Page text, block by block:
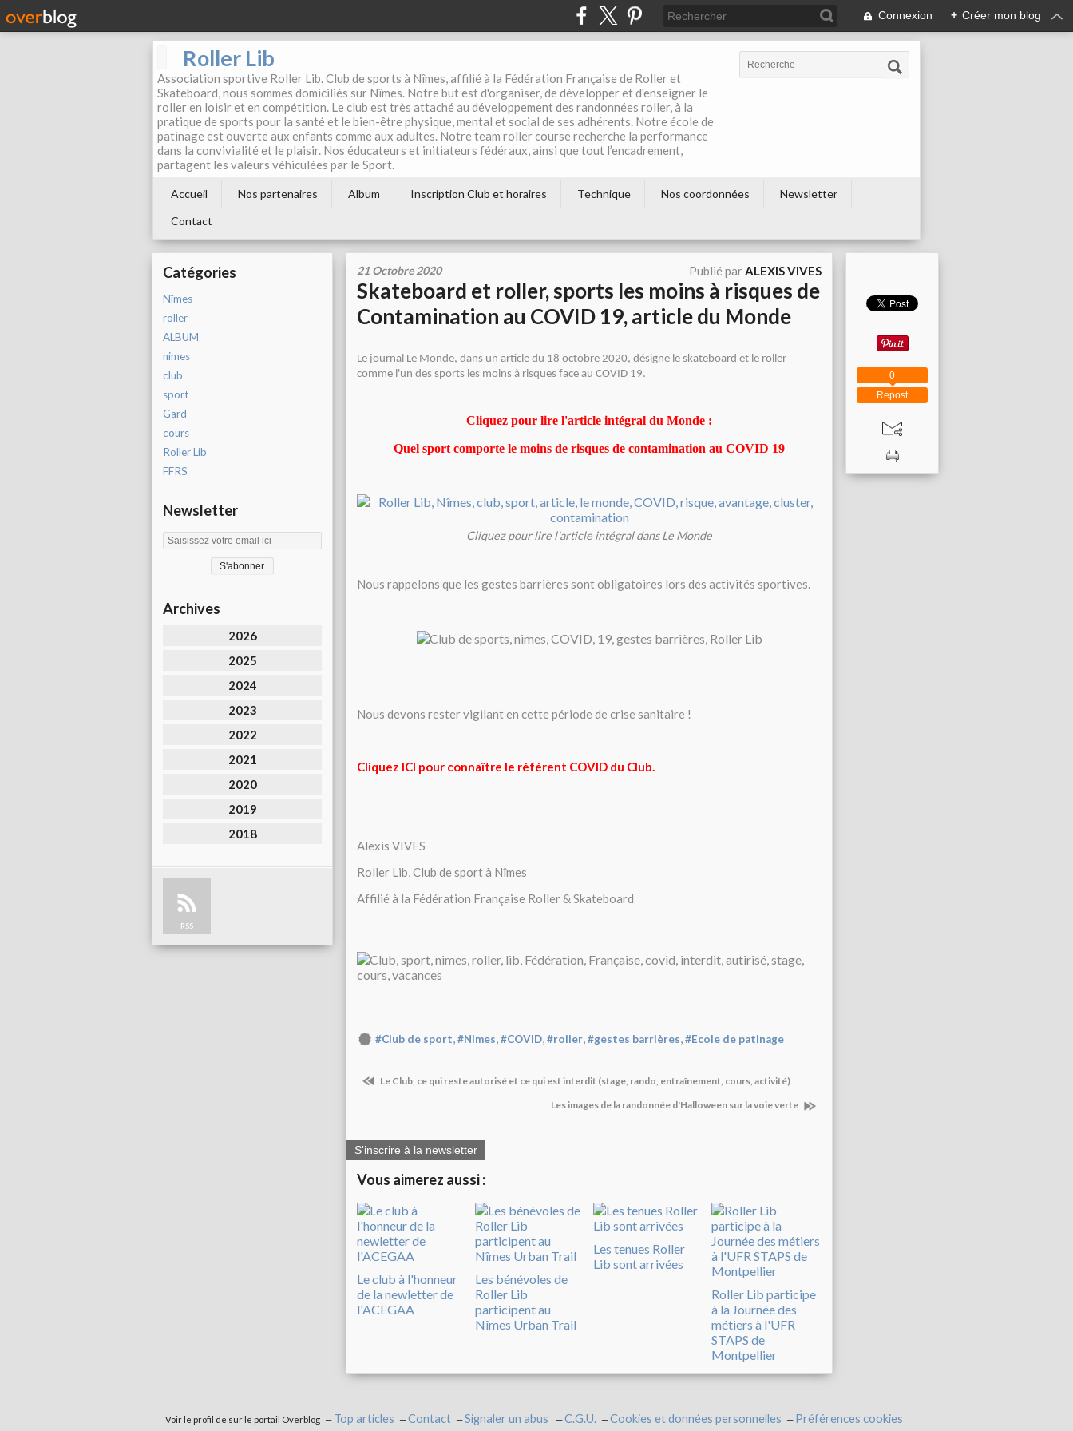
Connexion + Créer mon blog
Roller Lib
Association sportive Roller Lib. Club de sports à Nîmes, affilié à la Fédération Française de Roller et
Skateboard, nous sommes domiciliés sur Nîmes. Notre but est d'organiser, de développer et d'enseigner le
roller en loisir et en compétition. Le club est très attaché au développement des randonnées roller, à la
pratique de sports pour la santé et le bien-être physique, mental et social de ses adhérents. Notre école de
patinage est ouverte aux enfants comme aux adultes. Notre team roller course recherche la performance
dans la convivialité et le plaisir. Nos éducateurs et initiateurs fédéraux, ainsi que tout l’encadrement,
partagent les valeurs véhiculées par le Sport.
Accueil Nos partenaires Album Inscription Club et horaires Technique Nos coordonnées
Newsletter
Contact
Catégories
Nîmes
roller
ALBUM
nimes
club
sport
Gard
cours
Roller Lib
FFRS
Newsletter
Archives
2026
2025
2024
2023
2022
2021
2020
2019
2018
RSS
21 Octobre 2020 Publié parALEXIS VIVES
Skateboard et roller, sports les moins à risques de
Contamination au COVID 19, article du Monde
Le journal Le Monde, dans un article du 18 octobre 2020, désigne le skateboard et le roller
comme l'un des sports les moins à risques face au COVID 19.
Cliquez pour lire l'article intégral du Monde :
Quel sport comporte le moins de risques de contamination au COVID 19
Cliquez pour lire l'article intégral dans Le Monde
Nous rappelons que les gestes barrières sont obligatoires lors des activités sportives.
Nous devons rester vigilant en cette période de crise sanitaire !
Cliquez ICI pour connaître le référent COVID du Club.
Alexis VIVES
Roller Lib, Club de sport à Nîmes
Affilié à la Fédération Française Roller & Skateboard
#Club de sport,#Nimes,#COVID,#roller,#gestes barrières,#Ecole de patinage
Le Club, ce qui reste autorisé et ce qui est interdit (stage, rando, entraînement, cours, activité)
Les images de la randonnée d'Halloween sur la voie verte
S'inscrire à la newsletter
Vous aimerez aussi :
Le club à l'honneur
de la newletter de
l'ACEGAA
Les bénévoles de
Roller Lib
participent au
Nîmes Urban Trail
Les tenues Roller
Lib sont arrivées
Roller Lib participe
à la Journée des
métiers à l'UFR
STAPS de
Montpellier
Repost
0
Voir le profil de sur le portail Overblog Top articles Contact Signaler un abus C.G.U. Cookies et données personnelles Préférences cookies